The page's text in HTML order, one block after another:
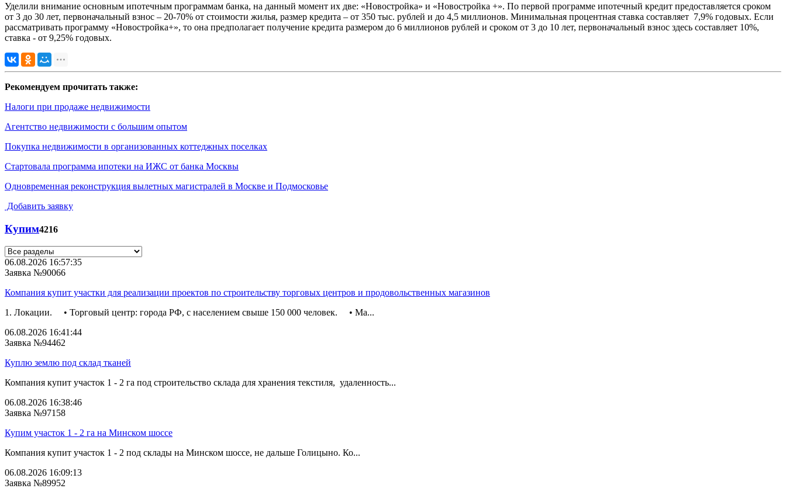
Уделили внимание основным ипотечным программам банка, на данный момент их две: «Новостройка» и «Новостройка +». По первой программе ипотечный кредит предоставляется сроком
от 3 до 30 лет, первоначальный взнос – 20-70% от стоимости жилья, размер кредита – от 350 тыс. рублей и до 4,5 миллионов. Минимальная процентная ставка составляет 7,9% годовых. Если
рассматривать программу «Новостройка+», то она предполагает получение кредита размером до 6 миллионов рублей и сроком от 3 до 10 лет, первоначальный взнос здесь составляет 10%,
ставка - от 9,25% годовых.
Рекомендуем прочитать также:
Налоги при продаже недвижимости
Агентство недвижимости с большим опытом
Покупка недвижимости в организованных коттеджных поселках
Стартовала программа ипотеки на ИЖС от банка Москвы
Одновременная реконструкция вылетных магистралей в Москве и Подмосковье
Добавить заявку
Купим4216
06.08.2026 16:57:35
Заявка №90066
Компания купит участки для реализации проектов по строительству торговых центров и продовольственных магазинов
1. Локации. • Торговый центр: города РФ, с населением свыше 150 000 человек. • Ма...
06.08.2026 16:41:44
Заявка №94462
Куплю землю под склад тканей
Компания купит участок 1 - 2 га под строительство склада для хранения текстиля, удаленность...
06.08.2026 16:38:46
Заявка №97158
Купим участок 1 - 2 га на Минском шоссе
Компания купит участок 1 - 2 под склады на Минском шоссе, не дальше Голицыно. Ко...
06.08.2026 16:09:13
Заявка №89952